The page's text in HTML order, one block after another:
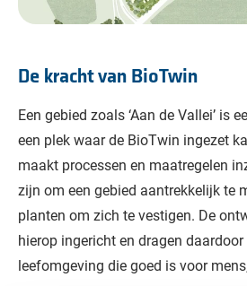
De kracht van BioTwin
Een gebied zoals ‘Aan de Vallei’ is
een plek waar de BioTwin ingezet
maakt processen en maatregelen
zijn om een gebied aantrekkelijk te
planten om zich te vestigen. De
hierop ingericht en dragen
leefomgeving die goed is voor